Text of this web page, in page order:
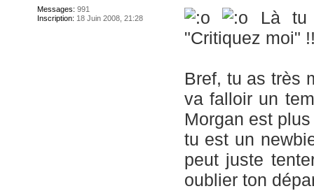
Là tu
"Critiquez moi"
Bref, tu as très
va falloir un
Morgan est
tu est un
peut juste
oublier ton
Messages: 991
Inscription: 18 Juin 2008, 21:28